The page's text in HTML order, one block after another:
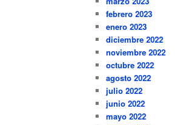
febrero 2023
enero 2023
diciembre 2022
noviembre 2022
octubre 2022
agosto 2022
julio 2022
junio 2022
mayo 2022